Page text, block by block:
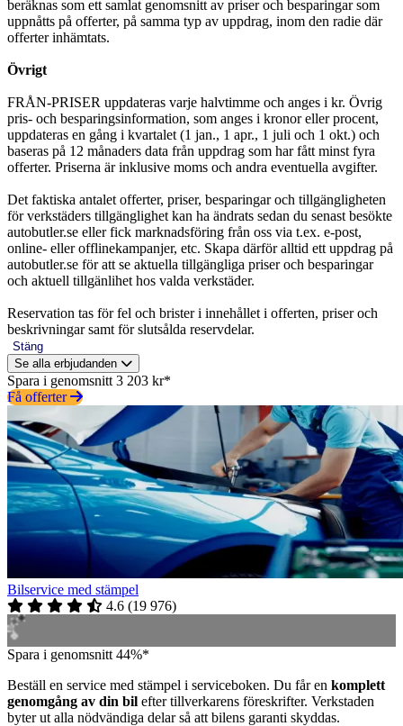
beräknas som ett samlat genomsnitt av priser och besparingar som
uppnåtts på offerter, på samma typ av uppdrag, inom den radie där
offerter inhämtats.
Övrigt
FRÅN-PRISER uppdateras varje halvtimme och anges i kr. Övrig
pris- och besparingsinformation, som anges i kronor eller procent,
uppdateras en gång i kvartalet (1 jan., 1 apr., 1 juli och 1 okt.) och
baseras på 12 månaders data från uppdrag som har fått minst fyra
offerter. Priserna är inklusive moms och andra eventuella avgifter.
Det faktiska antalet offerter, priser, besparingar och tillgängligheten
för verkstäders tillgänglighet kan ha ändrats sedan du senast besökte
autobutler.se eller fick marknadsföring från oss via t.ex. e-post,
online- eller offlinekampanjer, etc. Skapa därför alltid ett uppdrag på
autobutler.se för att se aktuella tillgängliga priser och besparingar
och aktuell tillgänlihet hos valda verkstäder.
Reservation tas för fel och brister i innehållet i offerten, priser och
beskrivningar samt för slutsålda reservdelar.
Stäng
Se alla erbjudanden
Spara i genomsnitt 3 203 kr*
Få offerter
Bilservice med stämpel
4.6 (19 976)
Spara i genomsnitt 44%*
Beställ en service med stämpel i serviceboken. Du får en komplett
genomgång av din bil efter tillverkarens föreskrifter. Verkstaden
byter ut alla nödvändiga delar så att bilens garanti skyddas.